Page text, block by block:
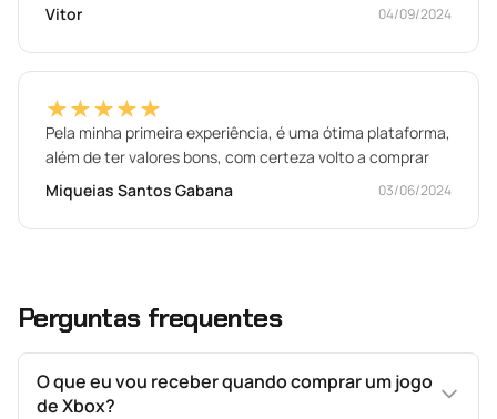
Vitor 04/09/2024
★★★★★
Pela minha primeira experiência, é uma ótima plataforma,
além de ter valores bons, com certeza volto a comprar
Miqueias Santos Gabana
03/06/2024
Perguntas frequentes
O que eu vou receber quando comprar um jogo
de Xbox?